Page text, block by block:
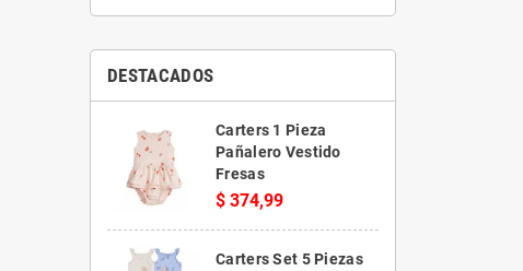
DESTACADOS
Carters 1 Pieza
Pañalero Vestido
Fresas
$ 374,99
Carters Set 5 Piezas